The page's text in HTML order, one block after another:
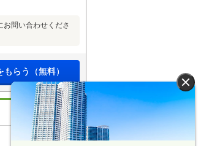
お問い合わせくださ
もらう（無料）
×